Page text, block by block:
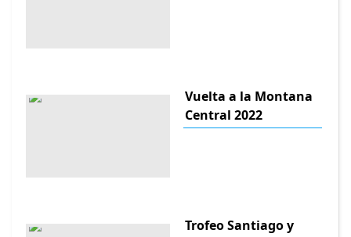
Vuelta a la Montana
Central 2022
Trofeo Santiago y